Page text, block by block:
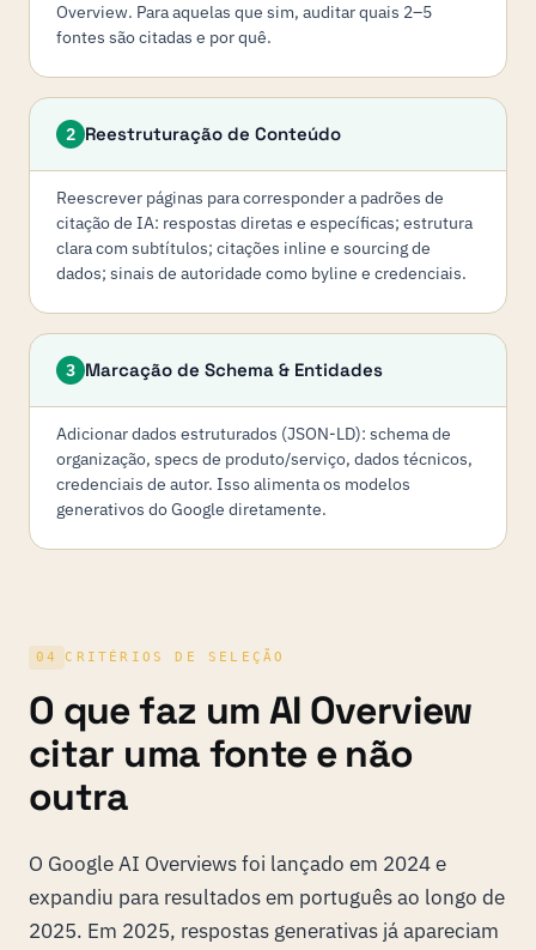
Overview. Para aquelas que sim, auditar quais 2–5
fontes são citadas e por quê.
2 Reestruturação de Conteúdo
Reescrever páginas para corresponder a padrões de
citação de IA: respostas diretas e específicas; estrutura
clara com subtítulos; citações inline e sourcing de
dados; sinais de autoridade como byline e credenciais.
3 Marcação de Schema & Entidades
Adicionar dados estruturados (JSON-LD): schema de
organização, specs de produto/serviço, dados técnicos,
credenciais de autor. Isso alimenta os modelos
generativos do Google diretamente.
04 CRITÉRIOS DE SELEÇÃO
O que faz um AI Overview
citar uma fonte e não
outra
O Google AI Overviews foi lançado em 2024 e
expandiu para resultados em português ao longo de
2025. Em 2025, respostas generativas já apareciam